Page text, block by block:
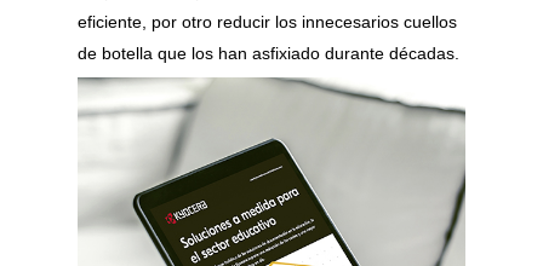
eficiente, por otro reducir los innecesarios cuellos
de botella que los han asfixiado durante décadas.